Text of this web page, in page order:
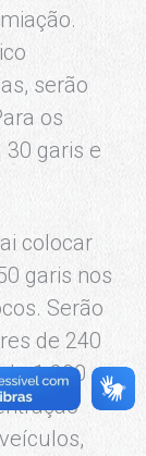
serão
os
garis e
colocar
garis nos
Serão
de 240
1.200